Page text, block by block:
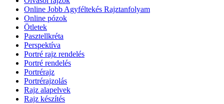
Online Jobb Agyféltekés Rajztanfolyam
Online pózok
Ötletek
Pasztellkréta
Perspektíva
Portré rajz rendelés
Portré rendelés
Portrérajz
Portrérajzolás
Rajz alapelvek
Rajz készítés